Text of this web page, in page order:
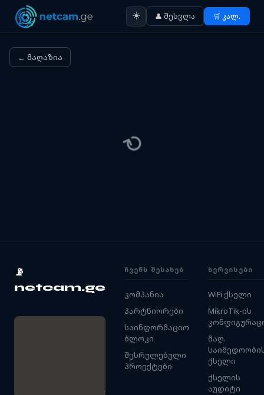
☀️ 👤 შესვლა 🛒 კალ.
← მაღაზია
⟳
📡
netcam.ge
ᲩᲕᲔᲜᲡ ᲨᲔᲡᲐᲮᲔᲑ
კომპანია
პარტნიორები
საინფორმაციო
ბლოკი
შესრულებული
პროექტები
ᲡᲔᲠᲕᲘᲡᲔᲑᲘ
WiFi ქსელი
MikroTik-ის
მაღ.
ქსელი
ქსელის
აუდიტი